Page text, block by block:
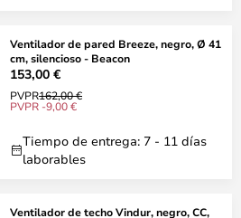
Ventilador de pared Breeze, negro, Ø 41
cm, silencioso - Beacon
153,00 €
PVPR162,00 €
PVPR -9,00 €
Tiempo de entrega: 7 - 11 días
laborables
Ventilador de techo Vindur, negro, CC,